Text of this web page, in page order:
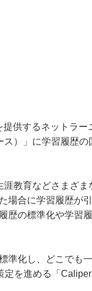
供するネットラー
）」に学習履歴の
教育などさまざま
場合に学習履歴が
歴の標準化や学習
準化し、どこでも
定を進める「